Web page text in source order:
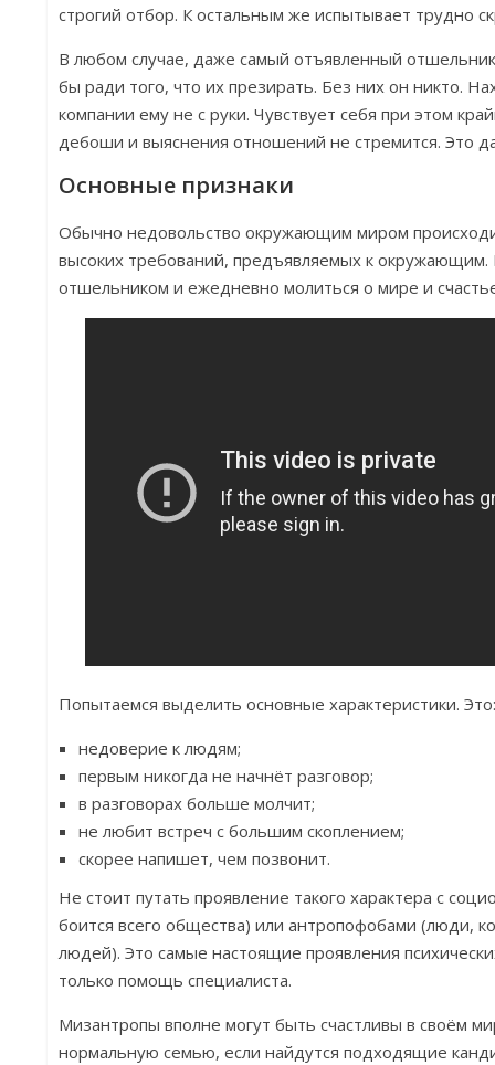
строгий отбор. К остальным же испытывает трудно
В любом случае, даже самый отъявленный
бы ради того, что их презирать. Без них он никто.
компании ему не с руки. Чувствует себя при этом
дебоши и выяснения отношений не стремится. Это
Основные признаки
Обычно недовольство окружающим миром
высоких требований, предъявляемых к
отшельником и ежедневно молиться о мире и
Попытаемся выделить основные характеристики.
недоверие к людям;
первым никогда не начнёт разговор;
в разговорах больше молчит;
не любит встреч с большим скоплением;
скорее напишет, чем позвонит.
Не стоит путать проявление такого характера с
боится всего общества) или антропофобами (люди,
людей). Это самые настоящие проявления
только помощь специалиста.
Мизантропы вполне могут быть счастливы в своём
нормальную семью, если найдутся подходящие